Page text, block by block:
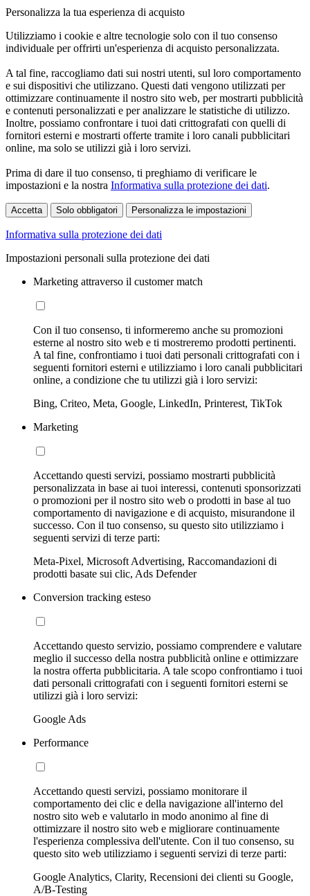
Personalizza la tua esperienza di acquisto
Utilizziamo i cookie e altre tecnologie solo con il tuo consenso
individuale per offrirti un'esperienza di acquisto personalizzata.
A tal fine, raccogliamo dati sui nostri utenti, sul loro comportamento
e sui dispositivi che utilizzano. Questi dati vengono utilizzati per
ottimizzare continuamente il nostro sito web, per mostrarti pubblicità
e contenuti personalizzati e per analizzare le statistiche di utilizzo.
Inoltre, possiamo confrontare i tuoi dati crittografati con quelli di
fornitori esterni e mostrarti offerte tramite i loro canali pubblicitari
online, ma solo se utilizzi già i loro servizi.
Prima di dare il tuo consenso, ti preghiamo di verificare le
impostazioni e la nostra Informativa sulla protezione dei dati.
Accetta Solo obbligatori Personalizza le impostazioni
Informativa sulla protezione dei dati
Impostazioni personali sulla protezione dei dati
Marketing attraverso il customer match
Con il tuo consenso, ti informeremo anche su promozioni
esterne al nostro sito web e ti mostreremo prodotti pertinenti.
A tal fine, confrontiamo i tuoi dati personali crittografati con i
seguenti fornitori esterni e utilizziamo i loro canali pubblicitari
online, a condizione che tu utilizzi già i loro servizi:
Bing, Criteo, Meta, Google, LinkedIn, Printerest, TikTok
Marketing
Accettando questi servizi, possiamo mostrarti pubblicità
personalizzata in base ai tuoi interessi, contenuti sponsorizzati
o promozioni per il nostro sito web o prodotti in base al tuo
comportamento di navigazione e di acquisto, misurandone il
successo. Con il tuo consenso, su questo sito utilizziamo i
seguenti servizi di terze parti:
Meta-Pixel, Microsoft Advertising, Raccomandazioni di
prodotti basate sui clic, Ads Defender
Conversion tracking esteso
Accettando questo servizio, possiamo comprendere e valutare
meglio il successo della nostra pubblicità online e ottimizzare
la nostra offerta pubblicitaria. A tale scopo confrontiamo i tuoi
dati personali crittografati con i seguenti fornitori esterni se
utilizzi già i loro servizi:
Google Ads
Performance
Accettando questi servizi, possiamo monitorare il
comportamento dei clic e della navigazione all'interno del
nostro sito web e valutarlo in modo anonimo al fine di
ottimizzare il nostro sito web e migliorare continuamente
l'esperienza complessiva dell'utente. Con il tuo consenso, su
questo sito web utilizziamo i seguenti servizi di terze parti:
Google Analytics, Clarity, Recensioni dei clienti su Google,
A/B-Testing